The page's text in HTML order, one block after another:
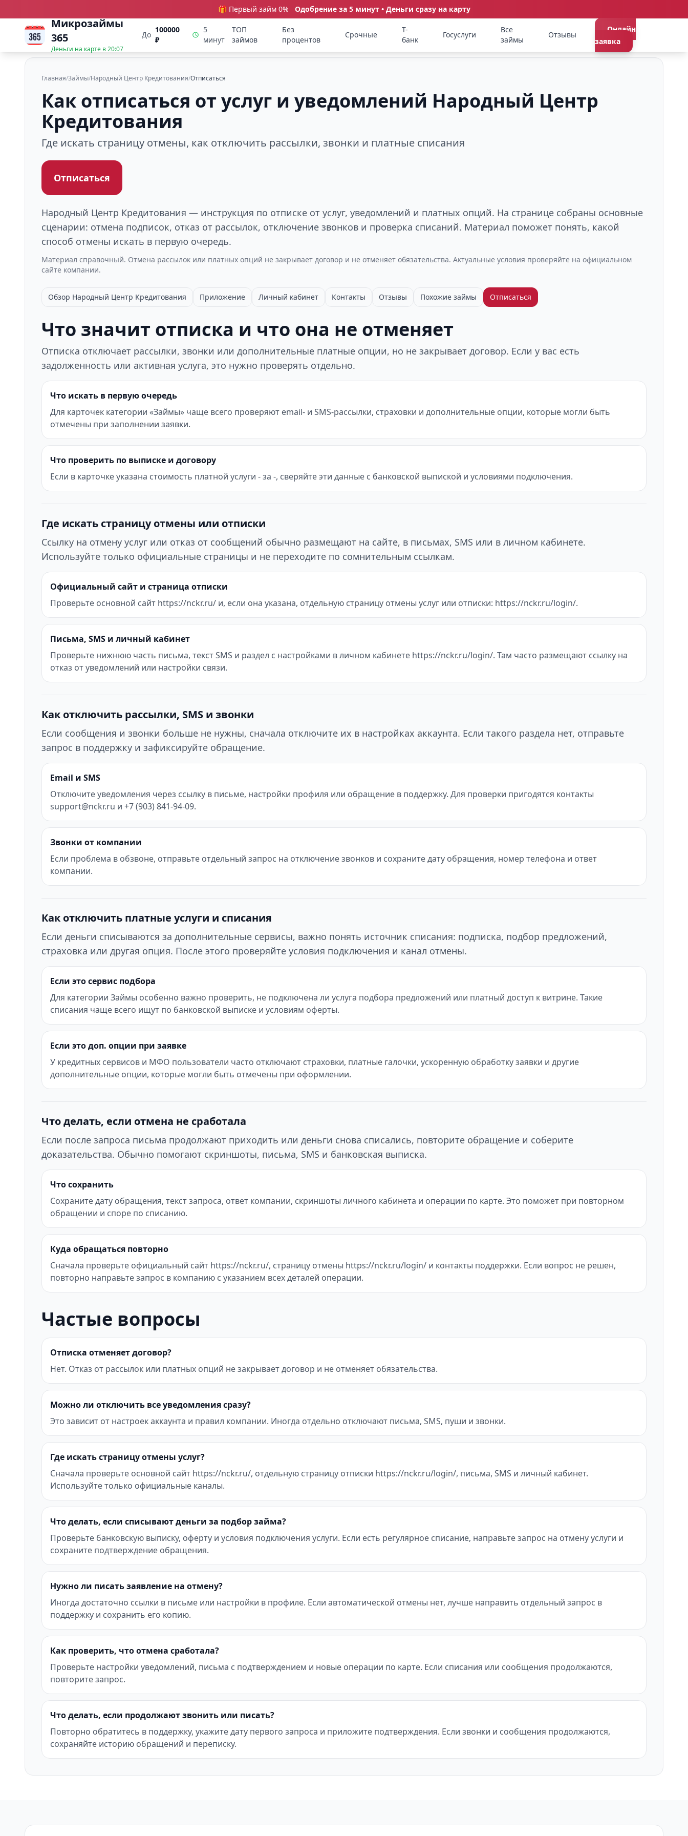
🎁 Первый займ 0% Одобрение за 5 минут • Деньги сразу на карту
Микрозаймы
365
Деньги на карте в20:07
До
100000
₽
5
минут
ТОП
займов
Без
процентов
Срочные
Т-
банк
Госуслуги
Все
займы
Отзывы
Онлайн
заявка
Главная/Займы/Народный Центр Кредитования/Отписаться
Как отписаться от услуг и уведомлений Народный Центр
Кредитования
Где искать страницу отмены, как отключить рассылки, звонки и платные списания
Отписаться
Народный Центр Кредитования — инструкция по отписке от услуг, уведомлений и платных опций. На странице собраны основные
сценарии: отмена подписок, отказ от рассылок, отключение звонков и проверка списаний. Материал поможет понять, какой
способ отмены искать в первую очередь.
Материал справочный. Отмена рассылок или платных опций не закрывает договор и не отменяет обязательства. Актуальные условия проверяйте на официальном
сайте компании.
Обзор Народный Центр Кредитования Приложение Личный кабинет Контакты Отзывы Похожие займы Отписаться
Что значит отписка и что она не отменяет
Отписка отключает рассылки, звонки или дополнительные платные опции, но не закрывает договор. Если у вас есть
задолженность или активная услуга, это нужно проверять отдельно.
Что искать в первую очередь
Для карточек категории «Займы» чаще всего проверяют email- и SMS-рассылки, страховки и дополнительные опции, которые могли быть
отмечены при заполнении заявки.
Что проверить по выписке и договору
Если в карточке указана стоимость платной услуги - за -, сверяйте эти данные с банковской выпиской и условиями подключения.
Где искать страницу отмены или отписки
Ссылку на отмену услуг или отказ от сообщений обычно размещают на сайте, в письмах, SMS или в личном кабинете.
Используйте только официальные страницы и не переходите по сомнительным ссылкам.
Официальный сайт и страница отписки
Проверьте основной сайт https://nckr.ru/ и, если она указана, отдельную страницу отмены услуг или отписки: https://nckr.ru/login/.
Письма, SMS и личный кабинет
Проверьте нижнюю часть письма, текст SMS и раздел с настройками в личном кабинете https://nckr.ru/login/. Там часто размещают ссылку на
отказ от уведомлений или настройки связи.
Как отключить рассылки, SMS и звонки
Если сообщения и звонки больше не нужны, сначала отключите их в настройках аккаунта. Если такого раздела нет, отправьте
запрос в поддержку и зафиксируйте обращение.
Email и SMS
Отключите уведомления через ссылку в письме, настройки профиля или обращение в поддержку. Для проверки пригодятся контакты
support@nckr.ru и +7 (903) 841-94-09.
Звонки от компании
Если проблема в обзвоне, отправьте отдельный запрос на отключение звонков и сохраните дату обращения, номер телефона и ответ
компании.
Как отключить платные услуги и списания
Если деньги списываются за дополнительные сервисы, важно понять источник списания: подписка, подбор предложений,
страховка или другая опция. После этого проверяйте условия подключения и канал отмены.
Если это сервис подбора
Для категории Займы особенно важно проверить, не подключена ли услуга подбора предложений или платный доступ к витрине. Такие
списания чаще всего ищут по банковской выписке и условиям оферты.
Если это доп. опции при заявке
У кредитных сервисов и МФО пользователи часто отключают страховки, платные галочки, ускоренную обработку заявки и другие
дополнительные опции, которые могли быть отмечены при оформлении.
Что делать, если отмена не сработала
Если после запроса письма продолжают приходить или деньги снова списались, повторите обращение и соберите
доказательства. Обычно помогают скриншоты, письма, SMS и банковская выписка.
Что сохранить
Сохраните дату обращения, текст запроса, ответ компании, скриншоты личного кабинета и операции по карте. Это поможет при повторном
обращении и споре по списанию.
Куда обращаться повторно
Сначала проверьте официальный сайт https://nckr.ru/, страницу отмены https://nckr.ru/login/ и контакты поддержки. Если вопрос не решен,
повторно направьте запрос в компанию с указанием всех деталей операции.
Частые вопросы
Отписка отменяет договор?
Нет. Отказ от рассылок или платных опций не закрывает договор и не отменяет обязательства.
Можно ли отключить все уведомления сразу?
Это зависит от настроек аккаунта и правил компании. Иногда отдельно отключают письма, SMS, пуши и звонки.
Где искать страницу отмены услуг?
Сначала проверьте основной сайт https://nckr.ru/, отдельную страницу отписки https://nckr.ru/login/, письма, SMS и личный кабинет.
Используйте только официальные каналы.
Что делать, если списывают деньги за подбор займа?
Проверьте банковскую выписку, оферту и условия подключения услуги. Если есть регулярное списание, направьте запрос на отмену услуги и
сохраните подтверждение обращения.
Нужно ли писать заявление на отмену?
Иногда достаточно ссылки в письме или настройки в профиле. Если автоматической отмены нет, лучше направить отдельный запрос в
поддержку и сохранить его копию.
Как проверить, что отмена сработала?
Проверьте настройки уведомлений, письма с подтверждением и новые операции по карте. Если списания или сообщения продолжаются,
повторите запрос.
Что делать, если продолжают звонить или писать?
Повторно обратитесь в поддержку, укажите дату первого запроса и приложите подтверждения. Если звонки и сообщения продолжаются,
сохраняйте историю обращений и переписку.